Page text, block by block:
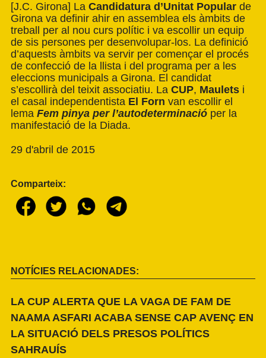
[J.C. Girona] La Candidatura d’Unitat Popular de
Girona va definir ahir en assemblea els àmbits de
treball per al nou curs polític i va escollir un equip
de sis persones per desenvolupar-los. La definició
d’aquests àmbits va servir per començar el procés
de confecció de la llista i del programa per a les
eleccions municipals a Girona. El candidat
s’escollirà del teixit associatiu. La CUP, Maulets i
el casal independentista El Forn van escollir el
lema Fem pinya per l’autodeterminació per la
manifestació de la Diada.
29 d'abril de 2015
Comparteix:
NOTÍCIES RELACIONADES:
LA CUP ALERTA QUE LA VAGA DE FAM DE
NAAMA ASFARI ACABA SENSE CAP AVENÇ EN
LA SITUACIÓ DELS PRESOS POLÍTICS
SAHRAUÍS